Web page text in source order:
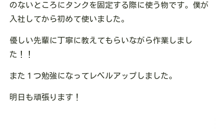
のないところにタンクを固定する際に使う物です。僕が
入社してから初めて使いました。
優しい先輩に丁寧に教えてもらいながら作業しまし
た！！
また１つ勉強になってレベルアップしました。
明日も頑張ります！